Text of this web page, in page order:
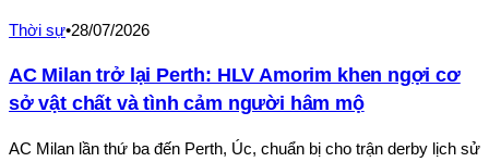
Thời sự•28/07/2026
AC Milan trở lại Perth: HLV Amorim khen ngợi cơ
sở vật chất và tình cảm người hâm mộ
AC Milan lần thứ ba đến Perth, Úc, chuẩn bị cho trận derby lịch sử